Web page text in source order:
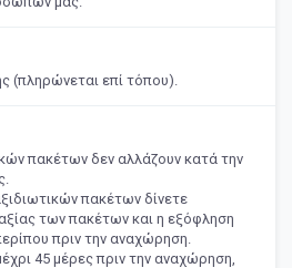
(πληρώνεται επί τόπου).
πακέτων δεν αλλάζουν κατά την
πακέτων δίνετε
των πακέτων και η εξόφληση
πριν την αναχώρηση.
45 μέρες πριν την αναχώρηση,